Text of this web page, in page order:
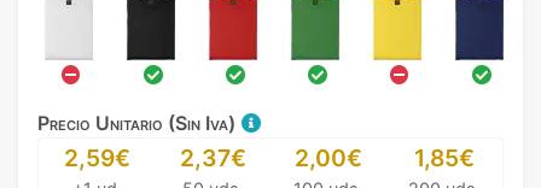
Precio Unitario (Sin Iva)
2,59€ 2,37€ 2,00€ 1,85€